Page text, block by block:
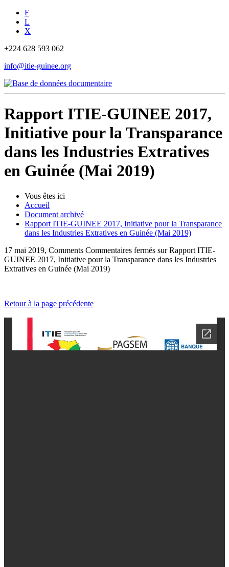
F
L
X
+224 628 593 062
info@itie-guinee.org
Rapport ITIE-GUINEE 2017,
Initiative pour la Transparance
dans les Industries Extratives
en Guinée (Mai 2019)
Vous êtes ici
Accueil
Document archivé
Rapport ITIE-GUINEE 2017, Initiative pour la Transparance
dans les Industries Extratives en Guinée (Mai 2019)
17 mai 2019, Comments Commentaires fermés sur Rapport ITIE-
GUINEE 2017, Initiative pour la Transparance dans les Industries
Extratives en Guinée (Mai 2019)
Retour à la page précédente